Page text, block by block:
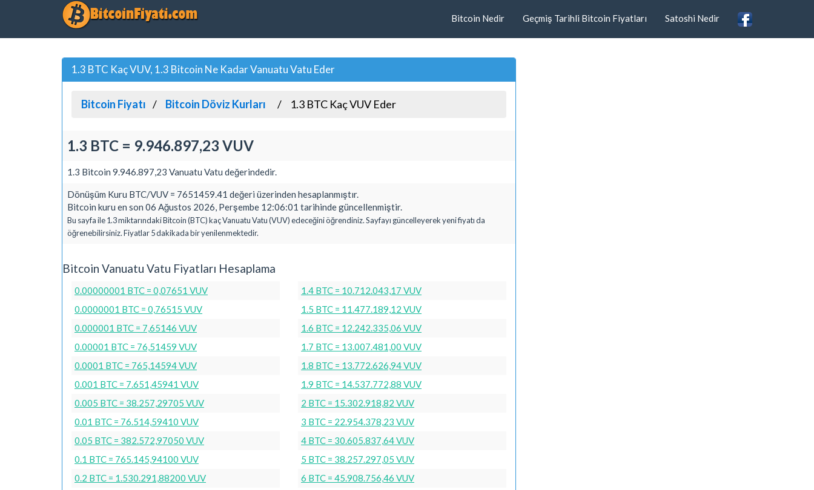
Bitcoin Nedir Geçmiş Tarihli Bitcoin Fiyatları Satoshi Nedir
1.3 BTC Kaç VUV, 1.3 Bitcoin Ne Kadar Vanuatu Vatu Eder
Bitcoin Fiyatı Bitcoin Döviz Kurları 1.3 BTC Kaç VUV Eder
1.3 BTC = 9.946.897,23 VUV
1.3 Bitcoin 9.946.897,23 Vanuatu Vatu değerindedir.
Dönüşüm Kuru BTC/VUV = 7651459.41 değeri üzerinden hesaplanmıştır.
Bitcoin kuru en son 06 Ağustos 2026, Perşembe 12:06:01 tarihinde güncellenmiştir.
Bu sayfa ile 1.3 miktarındaki Bitcoin (BTC) kaç Vanuatu Vatu (VUV) edeceğini öğrendiniz. Sayfayı güncelleyerek yeni fiyatı da
öğrenebilirsiniz. Fiyatlar 5 dakikada bir yenilenmektedir.
Bitcoin Vanuatu Vatu Fiyatları Hesaplama
0.00000001 BTC = 0,07651 VUV
0.0000001 BTC = 0,76515 VUV
0.000001 BTC = 7,65146 VUV
0.00001 BTC = 76,51459 VUV
0.0001 BTC = 765,14594 VUV
0.001 BTC = 7.651,45941 VUV
0.005 BTC = 38.257,29705 VUV
0.01 BTC = 76.514,59410 VUV
0.05 BTC = 382.572,97050 VUV
0.1 BTC = 765.145,94100 VUV
0.2 BTC = 1.530.291,88200 VUV
1.4 BTC = 10.712.043,17 VUV
1.5 BTC = 11.477.189,12 VUV
1.6 BTC = 12.242.335,06 VUV
1.7 BTC = 13.007.481,00 VUV
1.8 BTC = 13.772.626,94 VUV
1.9 BTC = 14.537.772,88 VUV
2 BTC = 15.302.918,82 VUV
3 BTC = 22.954.378,23 VUV
4 BTC = 30.605.837,64 VUV
5 BTC = 38.257.297,05 VUV
6 BTC = 45.908.756,46 VUV